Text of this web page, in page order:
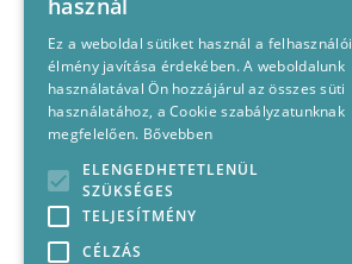
használ
Ez a weboldal sütiket használ a felhasználói
élmény javítása érdekében. A weboldalunk
használatával Ön hozzájárul az összes süti
használatához, a Cookie szabályzatunknak
megfelelően. Bővebben
ELENGEDHETETLENÜL
SZÜKSÉGES
TELJESÍTMÉNY
CÉLZÁS